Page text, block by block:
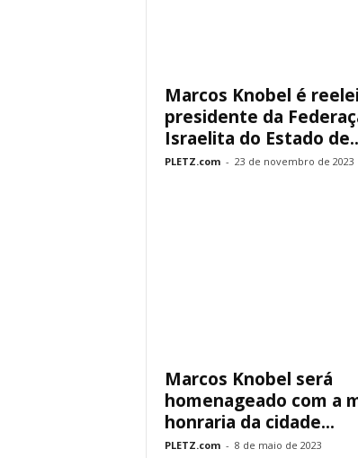
Marcos Knobel é
presidente da
Israelita do Estado
PLETZ.com - 23 de novembro de 2023
Marcos Knobel será
homenageado com a
honraria da cidade...
PLETZ.com - 8 de maio de 2023